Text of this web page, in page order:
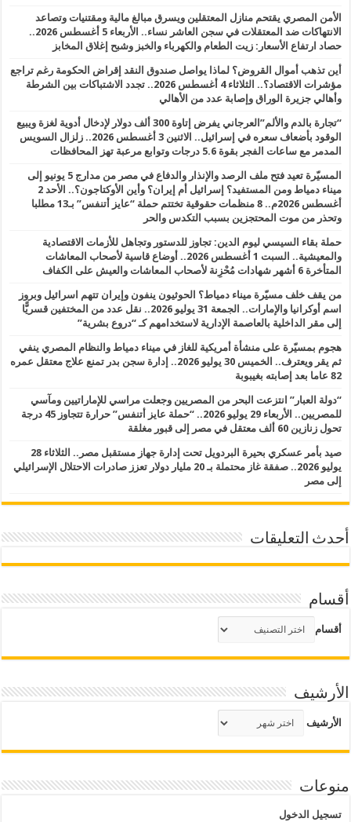
الأمن المصري يقتحم منازل المعتقلين ويسرق مبالغ مالية ومقتنيات وتصاعد
الانتهاكات ضد المعتقلات في سجن العاشر نساء.. الأربعاء 5 أغسطس 2026..
حصاد ارتفاع الأسعار: زيت الطعام والكهرباء والخبز وشبح إغلاق المخابز
أين تذهب أموال القروض؟ لماذا يواصل صندوق النقد إقراض الحكومة رغم تراجع
مؤشرات الاقتصاد؟.. الثلاثاء 4 أغسطس 2026.. تجدد الاشتباكات بين الشرطة
وأهالي جزيرة الوراق وإصابة عدد من الأهالي
“تجارة بالدم والألم”العرجاني يفرض إتاوة 300 ألف دولار لإدخال أدوية لغزة ويبيع
الوقود بأضعاف سعره في إسرائيل.. الاثنين 3 أغسطس 2026.. زلزال السويس
المدمر مع ساعات الفجر بقوة 5.6 درجات وتوابع مرعبة تهز المحافظات
المسيّرة تعيد فتح ملف الرصد والإنذار والدفاع في مصر من مدارج 5 يونيو إلى
ميناء دمياط ومن المستفيد؟ إسرائيل أم إيران؟ وأين الأوكتاجون؟.. الأحد 2
أغسطس 2026م.. 8 منظمات حقوقية تختتم حملة “عايز أتنفس” بـ13 مطلبا
وتحذر من موت المحتجزين بسبب التكدس والحر
حملة بقاء السيسي ليوم الدين: تجاوز للدستور وتجاهل للأزمات الاقتصادية
والمعيشية.. السبت 1 أغسطس 2026.. أوضاع قاسية لأصحاب المعاشات
المتأخرة 6 أشهر شهادات مُحْزِنة لأصحاب المعاشات والعيش على الكفاف
من يقف خلف مسيّرة ميناء دمياط؟ الحوثيون ينفون وإيران تتهم اسرائيل وبروز
اسم أوكرانيا والإمارات.. الجمعة 31 يوليو 2026.. نقل عدد من المختفين قسريًّا
إلى مقر الداخلية بالعاصمة الإدارية لاستخدامهم كـ “دروع بشرية”
هجوم بمسيّرة على منشأة أمريكية للغاز في ميناء دمياط والنظام المصري ينفي
ثم يقر ويعترف.. الخميس 30 يوليو 2026.. إدارة سجن بدر تمنع علاج معتقل عمره
82 عاما بعد إصابته بغيبوبة
“دولة العبار” انتزعت البحر من المصريين وجعلت مراسي للإماراتيين ومآسي
للمصريين.. الأربعاء 29 يوليو 2026.. “حملة عايز أتنفس” حرارة تتجاوز 45 درجة
تحول زنازين 60 ألف معتقل في مصر إلى قبور مغلقة
صيد بأمر عسكري بحيرة البردويل تحت إدارة جهاز مستقبل مصر.. الثلاثاء 28
يوليو 2026.. صفقة غاز محتملة بـ 20 مليار دولار تعزز صادرات الاحتلال الإسرائيلي
إلى مصر
أحدث التعليقات
أقسام
أقسام
الأرشيف
الأرشيف
منوعات
تسجيل الدخول